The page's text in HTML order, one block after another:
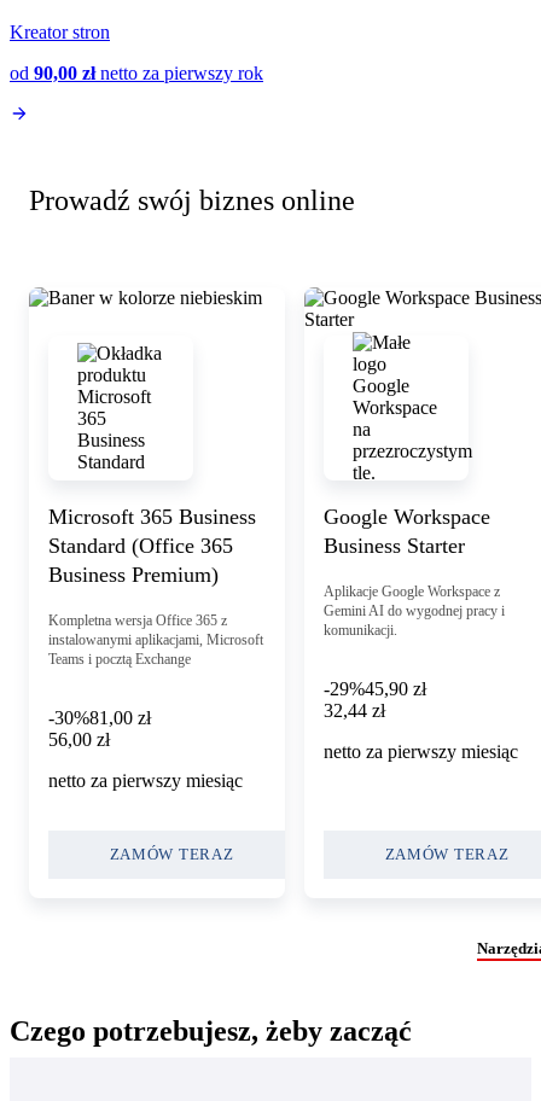
Kreator stron
od 90,00 zł netto za pierwszy rok
Prowadź swój biznes online
Microsoft 365 Business
Standard (Office 365
Business Premium)
Kompletna wersja Office 365 z
instalowanymi aplikacjami, Microsoft
Teams i pocztą Exchange
-30%81,00 zł
56,00 zł
56,00 zł
netto za pierwszy miesiąc
ZAMÓW TERAZ
Zobacz szczegóły
Google Workspace
Business Starter
Aplikacje Google Workspace z
Gemini AI do wygodnej pracy i
komunikacji.
-29%45,90 zł
32,44 zł
32,44 zł
netto za pierwszy miesiąc
ZAMÓW TERAZ
Czego potrzebujesz, żeby zacząć